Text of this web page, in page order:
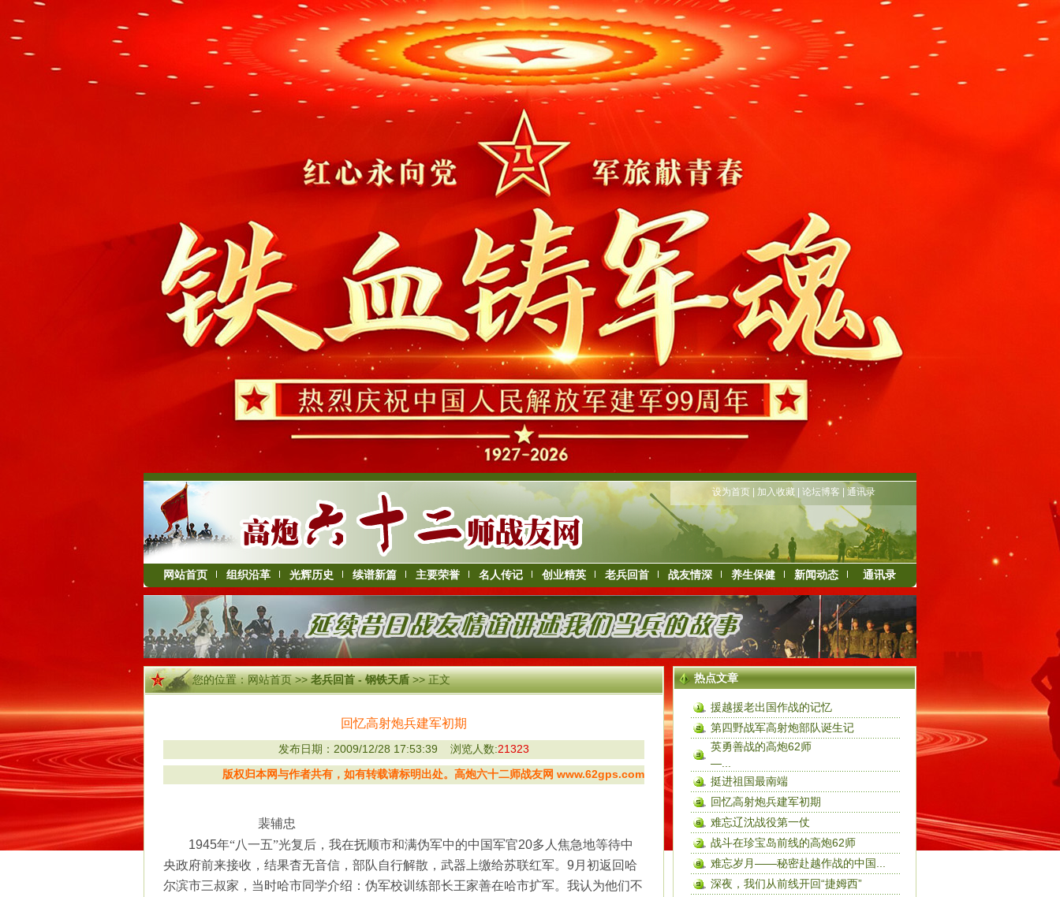
设为首页| 加入收藏| 论坛博客 通讯录
网站首页 组织沿革 光辉历史 续谱新篇 主要荣誉 名人传记 创业精英 老兵回首 战友情深 养生保健 新闻动态 通讯录
您的位置：网站首页>>老兵回首 - 钢铁天盾>> 正文
回忆高射炮兵建军初期
发布日期：2009/12/28 17:53:39 浏览人数:21323
版权归本网与作者共有，如有转载请标明出处。高炮六十二师战友网 www.62gps.com
裴辅忠
1945年“八一五”光复后，我在抚顺市和满伪军中的中国军官20多人焦急地等待中
央政府前来接收，结果杳无音信，部队自行解散，武器上缴给苏联红军。 9 月初返回哈
尔滨市三叔家，当时哈市同学介绍：伪军校训练部长王家善在哈市扩军。我认为他们不
热点文章
援越援老出国作战的记忆
第四野战军高射炮部队诞生记
英勇善战的高炮62师
—...
挺进祖国最南端
回忆高射炮兵建军初期
难忘辽沈战役第一仗
战斗在珍宝岛前线的高炮62师
难忘岁月——秘密赴越作战的中国...
深夜，我们从前线开回“捷姆西”